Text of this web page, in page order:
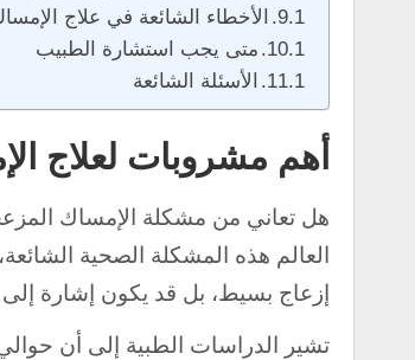
الأخطاء الشائعة في علاج
متى يجب استشارة الطبيب
الأسئلة الشائعة
أهم مشروبات لعلاج
هل تعاني من مشكلة الإمساك
العالم هذه المشكلة الصحية
إزعاج بسيط، بل قد يكون إشارة إلى